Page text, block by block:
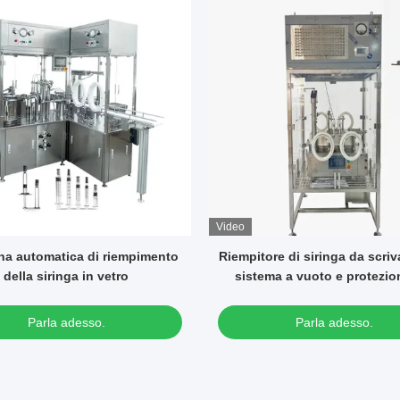
di siringa da scrivania con
a vuoto e protezione del
Parla adesso.
Video
Macchina automatica di
e di copertura della
Parla adesso.